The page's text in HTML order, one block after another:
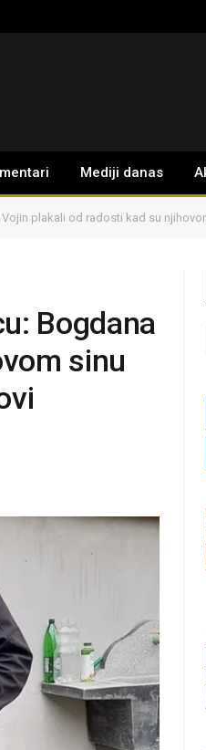
Mediji danas
plakali od radosti kad su
Bogdana
sinu